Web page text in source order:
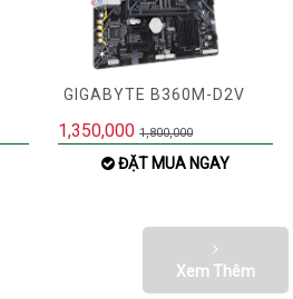
GIGABYTE B360M-D2V
1,350,000 1,800,000
ĐẶT MUA NGAY
Xem Thêm